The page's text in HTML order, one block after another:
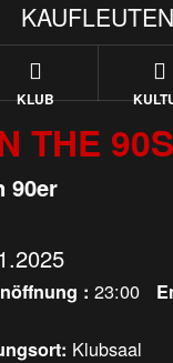
KAUFLEUTEN
KLUB
THE 90S
90er
: 23:00
Klubsaal